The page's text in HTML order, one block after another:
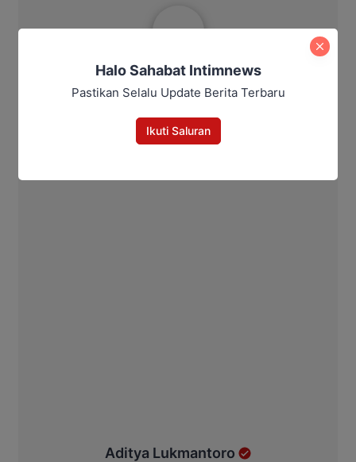
Aditya Lukmantoro
Halo Sahabat Intimnews
Pastikan Selalu Update Berita Terbaru
Ikuti Saluran